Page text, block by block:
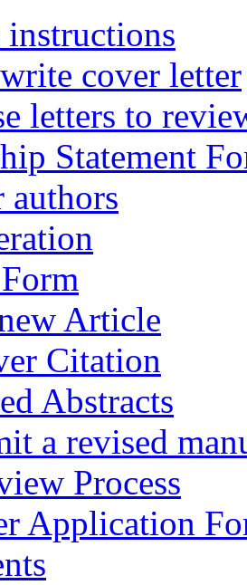
cover letter
letters to
Statement
Article
Citation
Abstracts
a revised
Process
Application